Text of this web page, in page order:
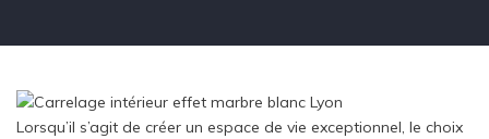
Lorsqu’il s’agit de créer un espace de vie exceptionnel, le choix